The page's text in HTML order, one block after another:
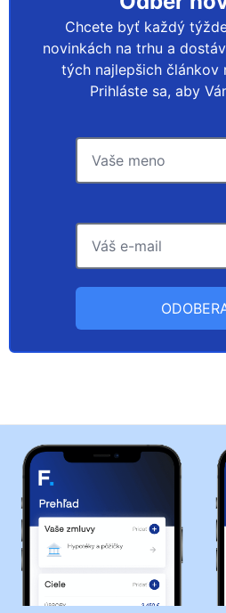
Chcete byť každý
novinkách na trhu a
tých najlepšich článkov
Prihláste sa, aby